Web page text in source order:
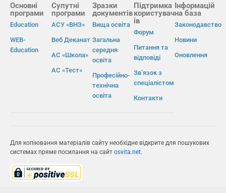
Основні
програми
Education
WEB-
Education
Супутні
програми
АСУ «ВНЗ»
Веб Деканат
АС «Школа»
АС «Тест»
Зразки
документів
Вища освіта
Загальна
середня
освіта
Професійно-
технічна
освіта
Підтримка
користувач
ів
Форум
Питання та
відповіді
Зв’язок з
спеціалістом
Контакти
Інформацій
на база
Законодавство
Новини
Оновлення
Для копіювання матеріалів сайту необхідне відкрите для пошукових
системах пряме посилання на сайт osvita.net.